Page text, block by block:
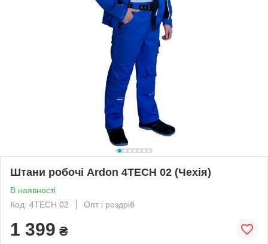
Штани робочі Ardon 4TECH 02 (Чехія)
В наявності
Код: 4TECH 02
Опт і роздріб
1 399 ₴